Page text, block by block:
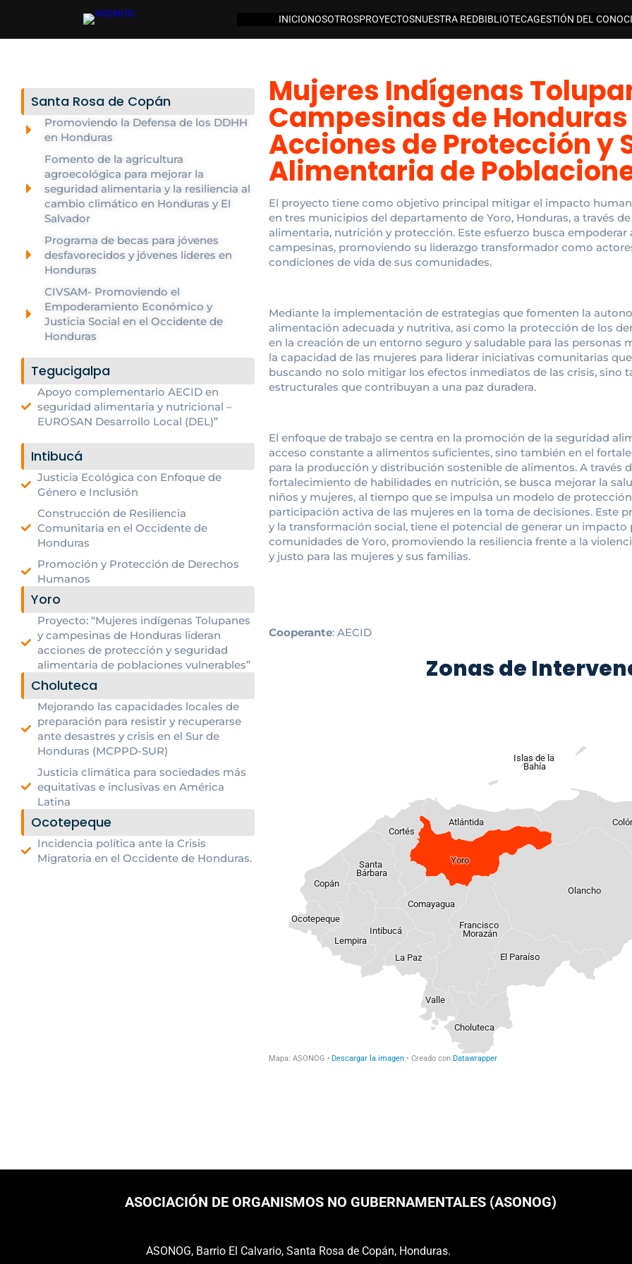
INICIONOSOTROSPROYECTOSNUESTRA REDBIBLIOTECAGESTIÓN DEL
Santa Rosa de Copán
Promoviendo la Defensa de los DDHH
en Honduras
Fomento de la agricultura
agroecológica para mejorar la
seguridad alimentaria y la resiliencia al
cambio climático en Honduras y El
Salvador
Programa de becas para jóvenes
desfavorecidos y jóvenes lideres en
Honduras
CIVSAM- Promoviendo el
Empoderamiento Económico y
Justicia Social en el Occidente de
Honduras
Tegucigalpa
Apoyo complementario AECID en
seguridad alimentaria y nutricional –
EUROSAN Desarrollo Local (DEL)”
Intibucá
Justicia Ecológica con Enfoque de
Género e Inclusión
Construcción de Resiliencia
Comunitaria en el Occidente de
Honduras
Promoción y Protección de Derechos
Humanos
Yoro
Proyecto: “Mujeres indígenas Tolupanes
y campesinas de Honduras lideran
acciones de protección y seguridad
alimentaria de poblaciones vulnerables”
Choluteca
Mejorando las capacidades locales de
preparación para resistir y recuperarse
ante desastres y crisis en el Sur de
Honduras (MCPPD-SUR)
Justicia climática para sociedades más
equitativas e inclusivas en América
Latina
Ocotepeque
Incidencia política ante la Crisis
Migratoria en el Occidente de Honduras.
Mujeres Indígenas
Campesinas de
Acciones de Protección y
Alimentaria de
El proyecto tiene como objetivo principal mitigar el impacto
en tres municipios del departamento de Yoro, Honduras, a través
alimentaria, nutrición y protección. Este esfuerzo busca empoderar
campesinas, promoviendo su liderazgo transformador como
condiciones de vida de sus comunidades.
Mediante la implementación de estrategias que fomenten la
alimentación adecuada y nutritiva, así como la protección de los
en la creación de un entorno seguro y saludable para las personas
la capacidad de las mujeres para liderar iniciativas comunitarias
buscando no solo mitigar los efectos inmediatos de las crisis, sino
estructurales que contribuyan a una paz duradera.
El enfoque de trabajo se centra en la promoción de la seguridad
acceso constante a alimentos suficientes, sino también en el
para la producción y distribución sostenible de alimentos. A través
fortalecimiento de habilidades en nutrición, se busca mejorar la
niños y mujeres, al tiempo que se impulsa un modelo de
participación activa de las mujeres en la toma de decisiones. Este
y la transformación social, tiene el potencial de generar un impacto
comunidades de Yoro, promoviendo la resiliencia frente a la
y justo para las mujeres y sus familias.
Cooperante: AECID
Zonas de
ASOCIACIÓN DE ORGANISMOS NO GUBERNAMENTALES (ASONOG)
ASONOG, Barrio El Calvario, Santa Rosa de Copán, Honduras.